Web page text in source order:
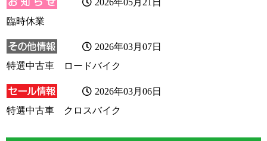
臨時休業
2026年03月07日
特選中古車 ロードバイク
2026年03月06日
特選中古車 クロスバイク